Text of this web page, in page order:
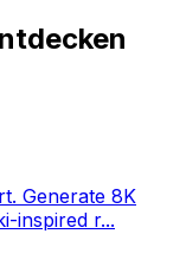
Generate 8K
inspired r...